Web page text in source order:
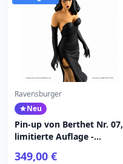
Ravensburger
Neu
Pin-up von Berthet Nr. 07,
limitierte Auflage -
349,00 €